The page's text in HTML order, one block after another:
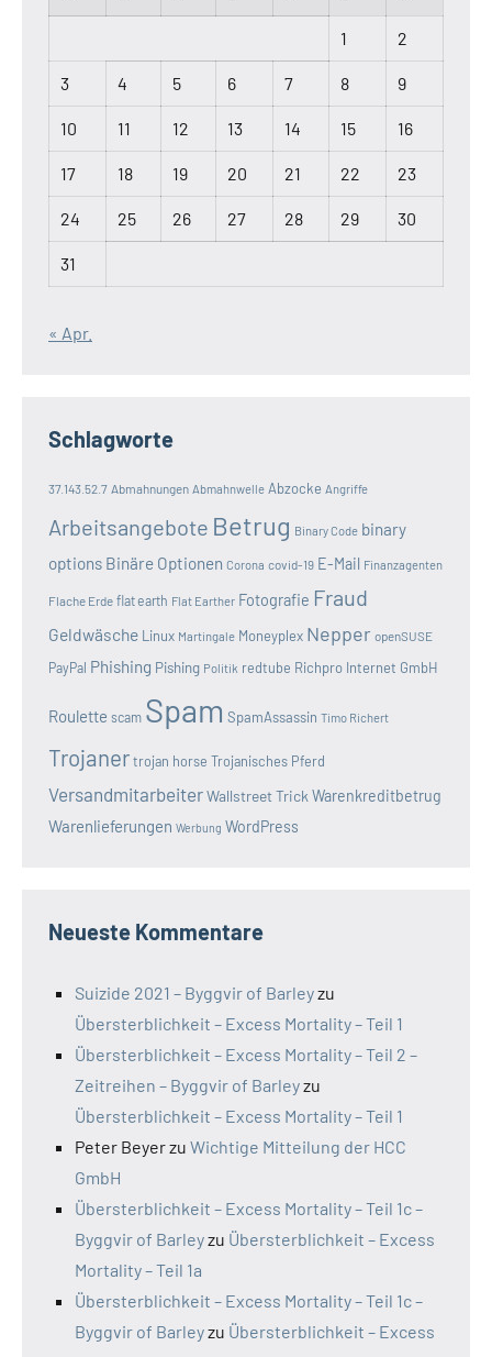
1 2
3 4 5 6 7 8 9
10 11 12 13 14 15 16
17 18 19 20 21 22 23
24 25 26 27 28 29 30
31
« Apr.
Schlagworte
37.143.52.7 Abmahnungen Abmahnwelle Abzocke Angriffe
Arbeitsangebote Betrug Binary Code binary
options Binäre Optionen Corona covid-19 E-Mail Finanzagenten
Flache Erde flat earth Flat Earther Fotografie Fraud
Geldwäsche Linux Martingale Moneyplex Nepper openSUSE
PayPal Phishing Pishing Politik redtube Richpro Internet GmbH
Roulette scam Spam SpamAssassin Timo Richert
Trojanertrojan horse Trojanisches Pferd
VersandmitarbeiterWallstreet Trick Warenkreditbetrug
Warenlieferungen Werbung WordPress
Neueste Kommentare
Suizide 2021 – Byggvir of Barleyzu
Übersterblichkeit – Excess Mortality – Teil 1
Übersterblichkeit – Excess Mortality – Teil 2 –
Zeitreihen – Byggvir of Barleyzu
Übersterblichkeit – Excess Mortality – Teil 1
Peter Beyerzu Wichtige Mitteilung der HCC
GmbH
Übersterblichkeit – Excess Mortality – Teil 1c –
Byggvir of Barleyzu Übersterblichkeit – Excess
Mortality – Teil 1a
Übersterblichkeit – Excess Mortality – Teil 1c –
Byggvir of Barleyzu Übersterblichkeit – Excess